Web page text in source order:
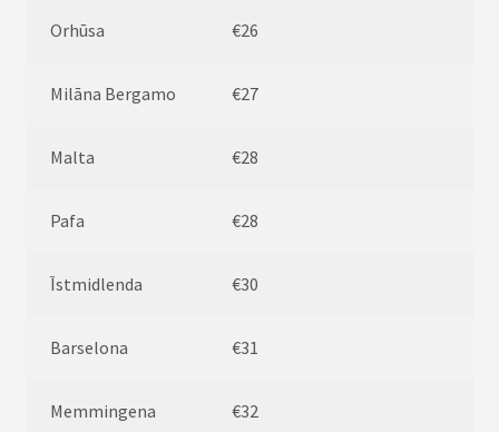
Orhūsa €26
Milāna Bergamo €27
Malta €28
Pafa €28
Īstmidlenda €30
Barselona €31
Memmingena €32